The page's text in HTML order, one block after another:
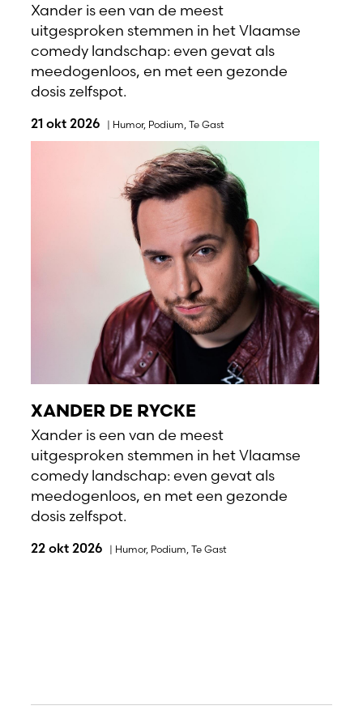
Xander is een van de meest
uitgesproken stemmen in het Vlaamse
comedy landschap: even gevat als
meedogenloos, en met een gezonde
dosis zelfspot.
21 okt 2026 | Humor, Podium, Te Gast
XANDER DE RYCKE
Xander is een van de meest
uitgesproken stemmen in het Vlaamse
comedy landschap: even gevat als
meedogenloos, en met een gezonde
dosis zelfspot.
22 okt 2026 | Humor, Podium Te Gast